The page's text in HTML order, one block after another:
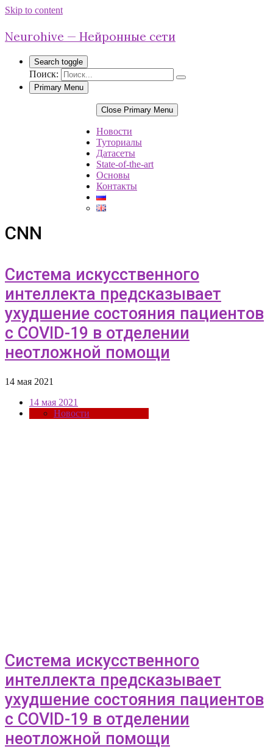
Skip to content
Neurohive — Нейронные сети
Search toggle
Поиск:
Primary Menu
Close Primary Menu
Новости
Туториалы
Датасеты
State-of-the-art
Основы
Контакты
CNN
Система искусственного
интеллекта предсказывает
ухудшение состояния пациентов
c COVID-19 в отделении
неотложной помощи
14 мая 2021
14 мая 2021
Новости
Система искусственного
интеллекта предсказывает
ухудшение состояния пациентов
c COVID-19 в отделении
неотложной помощи